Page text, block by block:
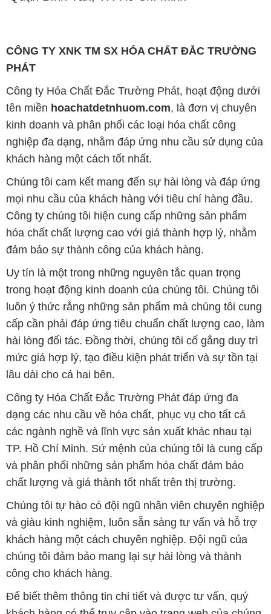
CÔNG TY XNK TM SX HÓA CHẤT ĐẮC TRƯỜNG
PHÁT
Công ty Hóa Chất Đắc Trường Phát, hoạt động dưới
tên miền hoachatdetnhuom.com, là đơn vị chuyên
kinh doanh và phân phối các loại hóa chất công
nghiệp đa dạng, nhằm đáp ứng nhu cầu sử dụng của
khách hàng một cách tốt nhất.
Chúng tôi cam kết mang đến sự hài lòng và đáp ứng
mọi nhu cầu của khách hàng với tiêu chí hàng đầu.
Công ty chúng tôi hiện cung cấp những sản phẩm
hóa chất chất lượng cao với giá thành hợp lý, nhằm
đảm bảo sự thành công của khách hàng.
Uy tín là một trong những nguyên tắc quan trọng
trong hoạt động kinh doanh của chúng tôi. Chúng tôi
luôn ý thức rằng những sản phẩm mà chúng tôi cung
cấp cần phải đáp ứng tiêu chuẩn chất lượng cao, làm
hài lòng đối tác. Đồng thời, chúng tôi cố gắng duy trì
mức giá hợp lý, tạo điều kiện phát triển và sự tồn tại
lâu dài cho cả hai bên.
Công ty Hóa Chất Đắc Trường Phát đáp ứng đa
dạng các nhu cầu về hóa chất, phục vụ cho tất cả
các ngành nghề và lĩnh vực sản xuất khác nhau tại
TP. Hồ Chí Minh. Sứ mệnh của chúng tôi là cung cấp
và phân phối những sản phẩm hóa chất đảm bảo
chất lượng và giá thành tốt nhất trên thị trường.
Chúng tôi tự hào có đội ngũ nhân viên chuyên nghiệp
và giàu kinh nghiệm, luôn sẵn sàng tư vấn và hỗ trợ
khách hàng một cách chuyên nghiệp. Đội ngũ của
chúng tôi đảm bảo mang lại sự hài lòng và thành
công cho khách hàng.
Để biết thêm thông tin chi tiết và được tư vấn, quý